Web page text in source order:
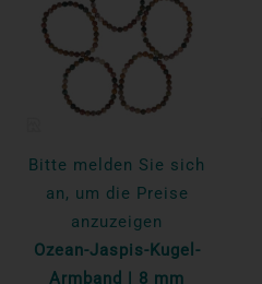
Bitte melden Sie sich
an, um die Preise
anzuzeigen
Ozean-Jaspis-Kugel-
Armband | 8 mm